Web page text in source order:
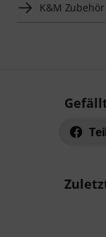
K&M